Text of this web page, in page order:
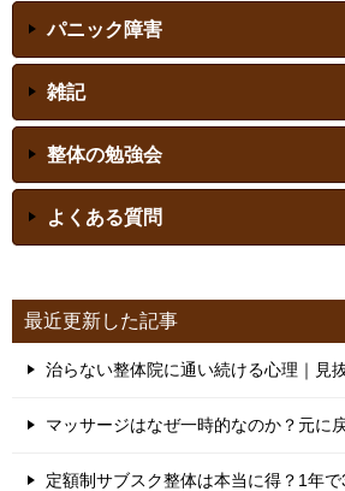
パニック障害
雑記
整体の勉強会
よくある質問
最近更新した記事
治らない整体院に通い続ける心理｜見
マッサージはなぜ一時的なのか？元に
定額制サブスク整体は本当に得？1年